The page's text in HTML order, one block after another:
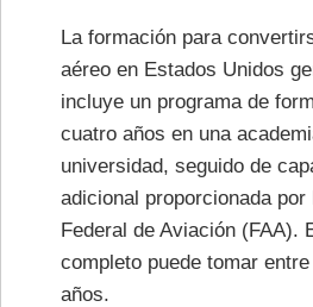
La formación para
aéreo en Estados Unidos
incluye un programa de
cuatro años en una
universidad, seguido de
adicional proporcionada
Federal de Aviación (FAA).
completo puede tomar
años.